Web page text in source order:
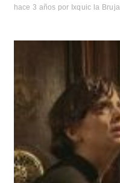
hace 3 años por Ixquic la Bruja